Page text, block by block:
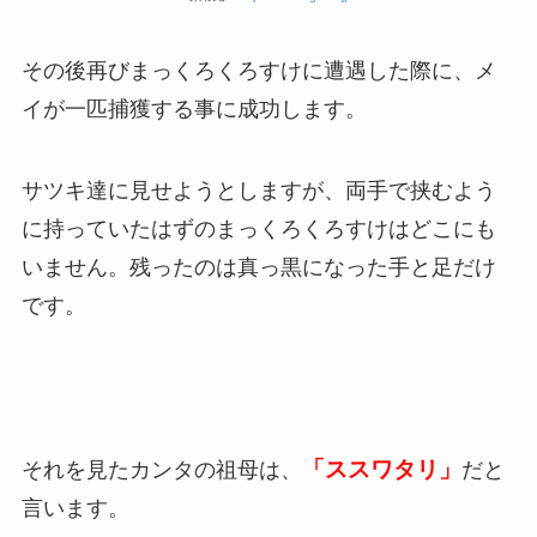
その後再びまっくろくろすけに遭遇した際に、メ
イが一匹捕獲する事に成功します。
サツキ達に見せようとしますが、両手で挟むよう
に持っていたはずのまっくろくろすけはどこにも
いません。残ったのは真っ黒になった手と足だけ
です。
それを見たカンタの祖母は、 「ススワタリ」 だと
言います。